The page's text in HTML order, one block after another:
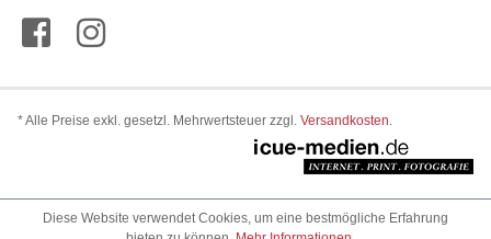
* Alle Preise exkl. gesetzl. Mehrwertsteuer zzgl. Versandkosten.
Diese Website verwendet Cookies, um eine bestmögliche Erfahrung